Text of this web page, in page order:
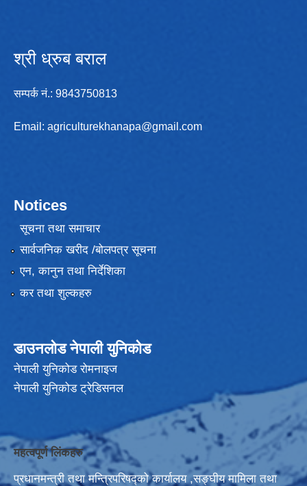
श्री ध्रुब बराल
सम्पर्क न‌ं.: 9843750813
Email: agriculturekhanapa@gmail.com
Notices
सूचना तथा समाचार
सार्वजनिक खरीद /बोलपत्र सूचना
एन, कानुन तथा निर्देशिका
कर तथा शुल्कहरु
डाउनलोड नेपाली युनिकोड
नेपाली युनिकोड रोमनाइज
नेपाली युनिकोड ट्रेडिसनल
महत्वपूर्ण लिंकहरु
प्रधानमन्त्री तथा मन्त्रिपरिषद्को कार्यालय,सङ्घीय मामिला तथा